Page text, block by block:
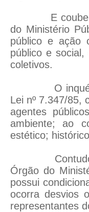
E coube ao
do Ministério
público e ação
público e
coletivos.
O inquérito
Lei nº 7.347/85,
agentes
ambiente; ao
estético;
Contudo, a
Órgão do
possui
ocorra desvios
representantes